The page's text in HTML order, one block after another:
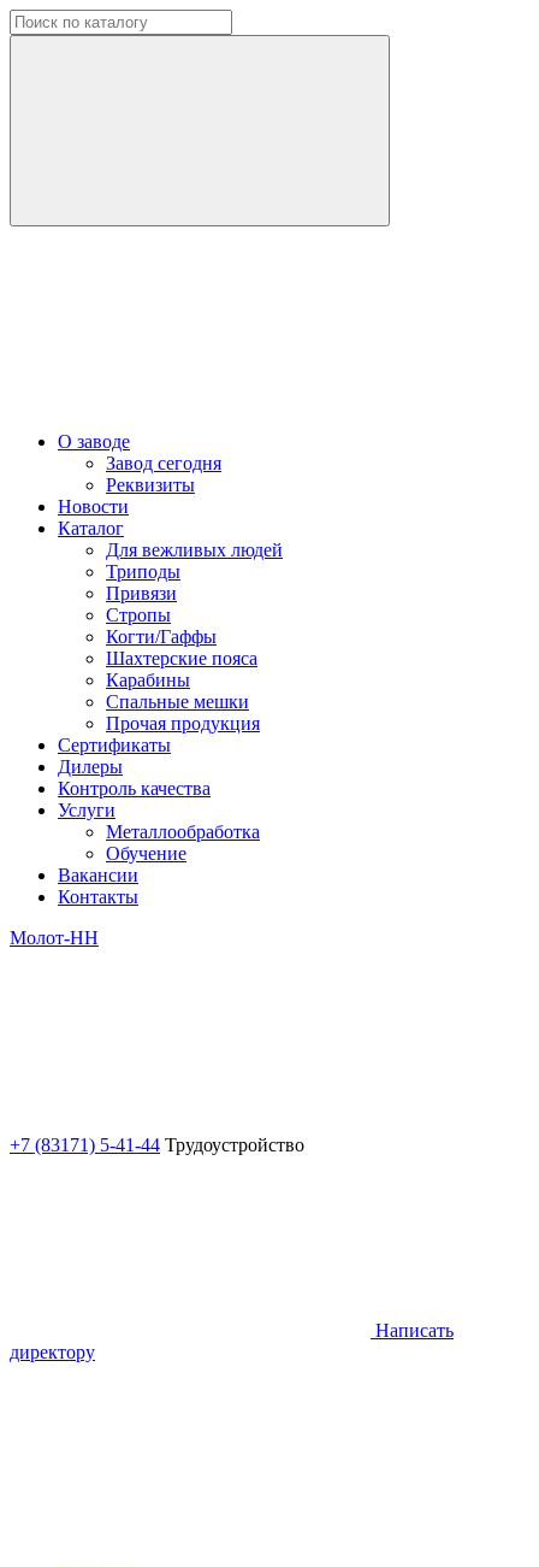
О заводе
Завод сегодня
Реквизиты
Новости
Каталог
Для вежливых людей
Триподы
Привязи
Стропы
Когти/Гаффы
Шахтерские пояса
Карабины
Спальные мешки
Прочая продукция
Сертификаты
Дилеры
Контроль качества
Услуги
Металлообработка
Обучение
Вакансии
Контакты
Молот-НН
+7 (83171) 5-41-44 Трудоустройство
Написать
директору